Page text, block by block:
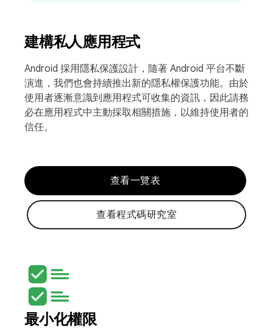
建構私人應用程式
Android 採用隱私保護設計，隨著 Android 平台不斷
演進，我們也會持續推出新的隱私權保護功能。由於
使用者逐漸意識到應用程式可收集的資訊，因此請務
必在應用程式中主動採取相關措施，以維持使用者的
信任。
查看一覽表
查看程式碼研究室
最小化權限